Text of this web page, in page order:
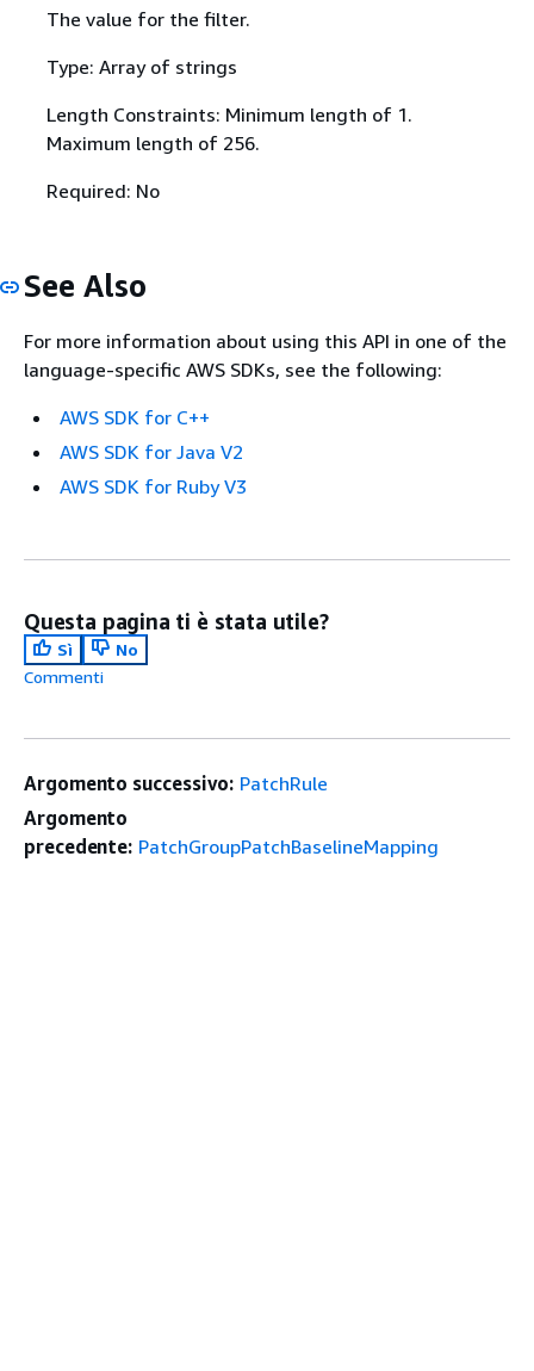
The value for the filter.
Type: Array of strings
Length Constraints: Minimum length of 1.
Maximum length of 256.
Required: No
See Also
For more information about using this API in one of the
language-specific AWS SDKs, see the following:
AWS SDK for C++
AWS SDK for Java V2
AWS SDK for Ruby V3
Questa pagina ti è stata utile?
Sì
No
Commenti
Argomento successivo: PatchRule
Argomento
precedente: PatchGroupPatchBaselineMapping